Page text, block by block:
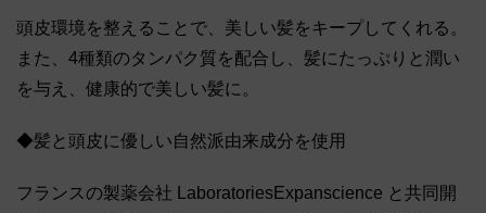
頭皮環境を整えることで、美しい髪をキープしてくれる。
また、4種類のタンパク質を配合し、髪にたっぷりと潤い
を与え、健康的で美しい髪に。
◆髪と頭皮に優しい自然派由来成分を使用
フランスの製薬会社 LaboratoriesExpanscience と共同開